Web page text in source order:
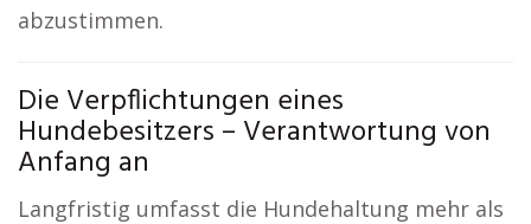
abzustimmen.
Die Verpflichtungen eines
Hundebesitzers – Verantwortung von
Anfang an
Langfristig umfasst die Hundehaltung mehr als